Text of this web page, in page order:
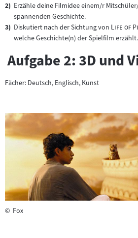
Erzähle deine Filmidee einem/r
spannenden Geschichte.
Diskutiert nach der Sichtung von "Life of
welche Geschichte(n) der Spielfilm erzählt.
Aufgabe 2: 3D und
Fächer: Deutsch, Englisch, Kunst
© Fox